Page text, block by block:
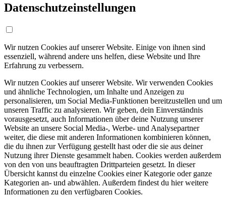
Datenschutzeinstellungen
Wir nutzen Cookies auf unserer Website. Einige von ihnen sind
essenziell, während andere uns helfen, diese Website und Ihre
Erfahrung zu verbessern.
Wir nutzen Cookies auf unserer Website. Wir verwenden Cookies
und ähnliche Technologien, um Inhalte und Anzeigen zu
personalisieren, um Social Media-Funktionen bereitzustellen und um
unseren Traffic zu analysieren. Wir geben, dein Einverständnis
vorausgesetzt, auch Informationen über deine Nutzung unserer
Website an unsere Social Media-, Werbe- und Analysepartner
weiter, die diese mit anderen Informationen kombinieren können,
die du ihnen zur Verfügung gestellt hast oder die sie aus deiner
Nutzung ihrer Dienste gesammelt haben. Cookies werden außerdem
von den von uns beauftragten Drittparteien gesetzt. In dieser
Übersicht kannst du einzelne Cookies einer Kategorie oder ganze
Kategorien an- und abwählen. Außerdem findest du hier weitere
Informationen zu den verfügbaren Cookies.